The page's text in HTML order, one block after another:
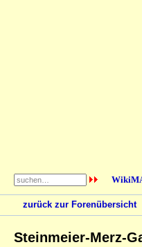
zurück zur Forenübersicht
Steinmeier-Merz-